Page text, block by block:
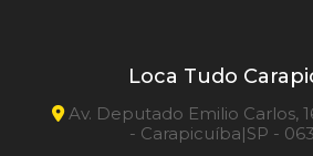
Loca Tudo
Av. Deputado Emilio Carlos,
- Carapicuíba|SP -